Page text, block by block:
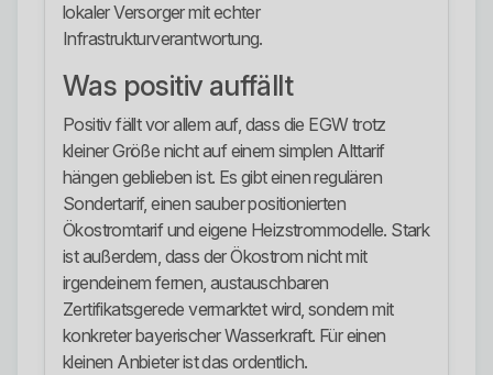
lokaler Versorger mit echter
Infrastrukturverantwortung.
Was positiv auffällt
Positiv fällt vor allem auf, dass die EGW trotz
kleiner Größe nicht auf einem simplen Alttarif
hängen geblieben ist. Es gibt einen regulären
Sondertarif, einen sauber positionierten
Ökostromtarif und eigene Heizstrommodelle. Stark
ist außerdem, dass der Ökostrom nicht mit
irgendeinem fernen, austauschbaren
Zertifikatsgerede vermarktet wird, sondern mit
konkreter bayerischer Wasserkraft. Für einen
kleinen Anbieter ist das ordentlich.